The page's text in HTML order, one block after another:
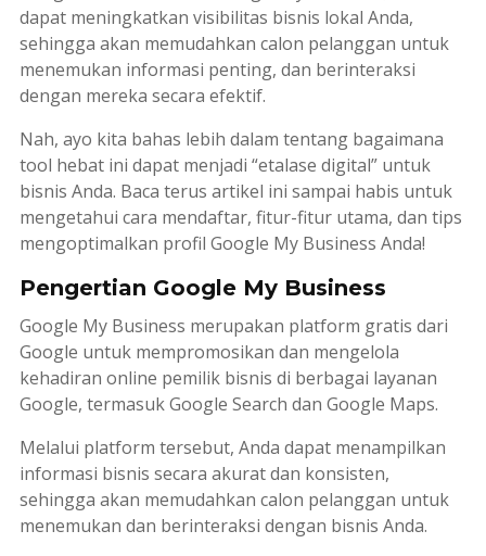
dapat meningkatkan visibilitas bisnis lokal Anda,
sehingga akan memudahkan calon pelanggan untuk
menemukan informasi penting, dan berinteraksi
dengan mereka secara efektif.
Nah, ayo kita bahas lebih dalam tentang bagaimana
tool hebat ini dapat menjadi “etalase digital” untuk
bisnis Anda. Baca terus artikel ini sampai habis untuk
mengetahui cara mendaftar, fitur-fitur utama, dan tips
mengoptimalkan profil Google My Business Anda!
Pengertian Google My Business
Google My Business merupakan platform gratis dari
Google untuk mempromosikan dan mengelola
kehadiran online pemilik bisnis di berbagai layanan
Google, termasuk Google Search dan Google Maps.
Melalui platform tersebut, Anda dapat menampilkan
informasi bisnis secara akurat dan konsisten,
sehingga akan memudahkan calon pelanggan untuk
menemukan dan berinteraksi dengan bisnis Anda.